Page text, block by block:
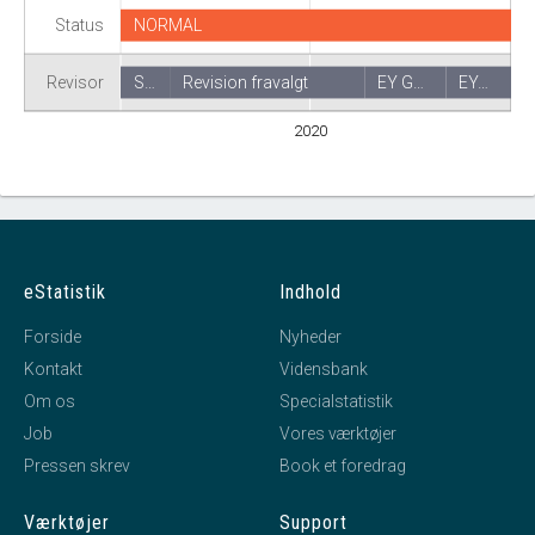
Status
Revisor
2020
NORMAL
EY G… EY…
S… Revision fravalgt
eStatistik
Forside
Kontakt
Om os
Job
Pressen skrev
Indhold
Nyheder
Vidensbank
Specialstatistik
Vores værktøjer
Book et foredrag
Værktøjer Support